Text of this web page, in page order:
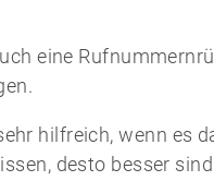
eine
hilfreich, wenn es
desto besser